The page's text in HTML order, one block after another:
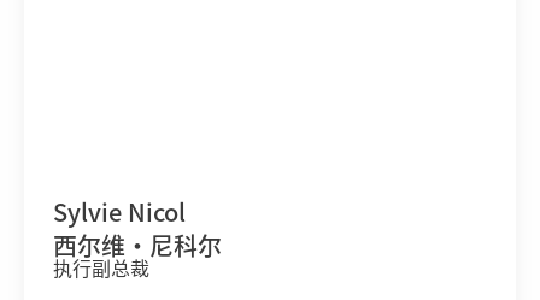
Sylvie Nicol
西尔维·尼科尔
执行副总裁